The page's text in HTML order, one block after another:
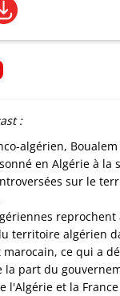
:
algérien, Boualem
en Algérie à la
sur le
reprochent
territoire algérien
ce qui a
la part du
l'Algérie et la